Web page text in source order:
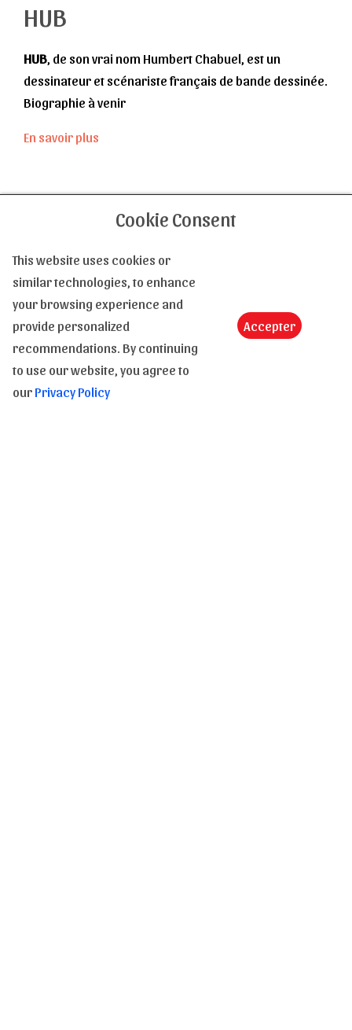
HUB
HUB, de son vrai nom Humbert Chabuel, est un
dessinateur et scénariste français de bande dessinée.
Biographie à venir
En savoir plus
Contactez-nous
(+33) 4 94 63 18 08
Email :
contact@le-monde-de-la-bd.com
Une question, un renseignement, une précision : N'hésitez
pas, nous sommes présents pour vous répondre de 9h à
Cookie Consent
This website uses cookies or
similar technologies, to enhance
your browsing experience and
provide personalized
recommendations. By continuing
to use our website, you agree to
our Privacy Policy
Accepter